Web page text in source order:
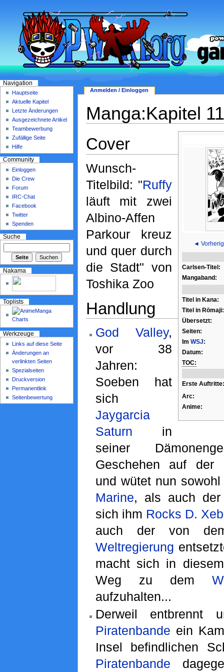
Manga:Kapitel
◄
Carlsen-Titel:
Mangaband:
Titel in Kana:
Titel in Rōmaji:
Übersetzt:
Seiten:
Im WSJ:
Datum:
TOC:
Erste Auftritte:
Arc:
Anime:
Cover
Wunsch-
Titelbild: "Ruffy
läuft mit zwei
Albino-Affen
Parkour kreuz
und quer durch
die Stadt" von
Toshika Zoo
Handlung
God Valley,
vor 38
Jahren:
Soeben hat
sich
Jaygarcia
Saturn in
seiner
Geschehen auf der
und wütet nun
Marine, als auch
sich ihm Rocks D.
auch der von
Weltregierung
macht sich in
Weg zu dem
aufzuhalten...
Derweil
Piratenbande ein
Insel befindlichen
Piratenbande
Anmelden / Einloggen
Navigation
Hauptseite
Aktuelle Kapitel
Letzte Änderungen
Ausgezeichnete Artikel
Teambewerbung
Zufällige Seite
Hilfe
Community
Einloggen
Die Crew
Forum
IRC-Chat
Facebook
Twitter
Spenden
Suche
Nakama
Toplists
Werkzeuge
Links auf diese Seite
Änderungen an
verlinkten Seiten
Spezialseiten
Druckversion
Permanentlink
Seitenbewertung